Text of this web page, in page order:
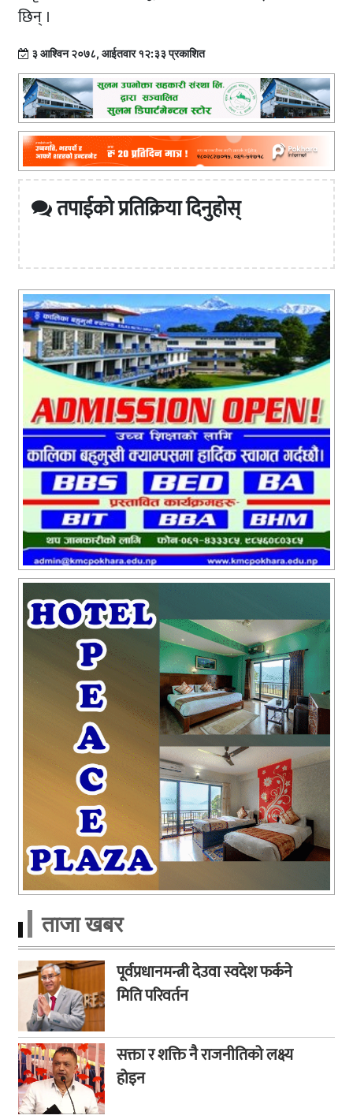
छिन् ।
३ आश्विन २०७८, आईतवार १२:३३ प्रकाशित
तपाईको प्रतिक्रिया दिनुहोस्
ताजा खबर
पूर्वप्रधानमन्त्री देउवा स्वदेश फर्कने
मिति परिवर्तन
सक्ता र शक्ति नै राजनीतिको लक्ष्य
होइन